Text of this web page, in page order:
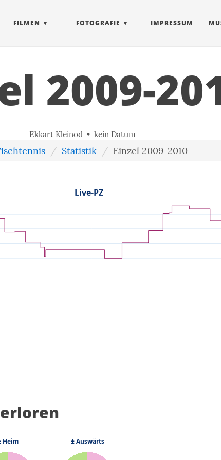
FILMEN FOTOGRAFIE IMPRESSUM
2009-
Ekkart Kleinod • kein Datum
Statistik Einzel 2009-2010